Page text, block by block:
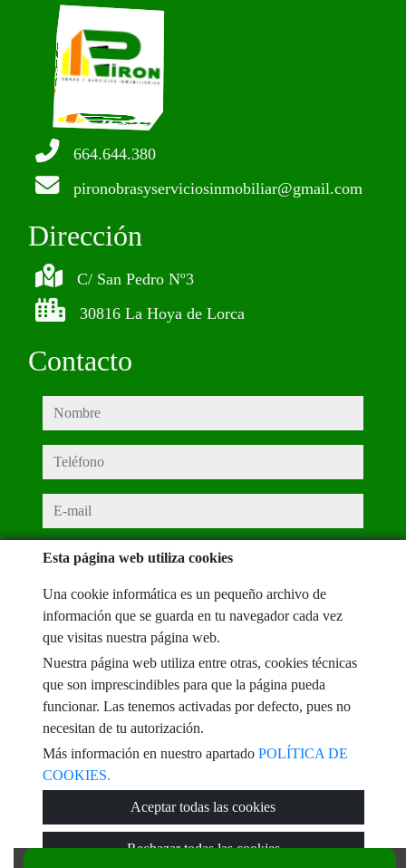
664.644.380
pironobrasyserviciosinmobiliar@gmail.com
Dirección
C/ San Pedro Nº3
30816 La Hoya de Lorca
Contacto
nombre
teléfono
e-mail
Captcha
Esta página web utiliza cookies
Una cookie informática es un pequeño archivo de
información que se guarda en tu navegador cada vez
que visitas nuestra página web.
Nuestra página web utiliza entre otras, cookies técnicas
que son imprescindibles para que la página pueda
funcionar. Las tenemos activadas por defecto, pues no
necesitan de tu autorización.
Más información en nuestro apartado POLÍTICA DE
COOKIES.
Aceptar todas las cookies
Rechazar todas las cookies